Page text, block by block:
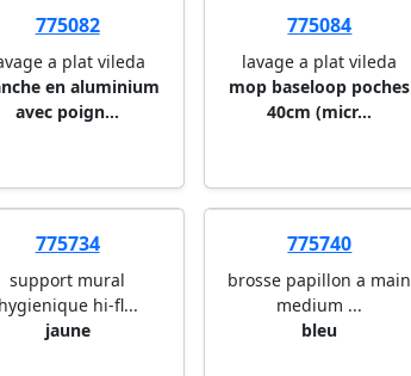
775082
a plat vileda
en aluminium
avec poign...
775084
lavage a plat vileda
mop baseloop poches
40cm (micr...
775734
support mural
hygienique hi-fl...
jaune
775740
brosse papillon a main
medium ...
bleu